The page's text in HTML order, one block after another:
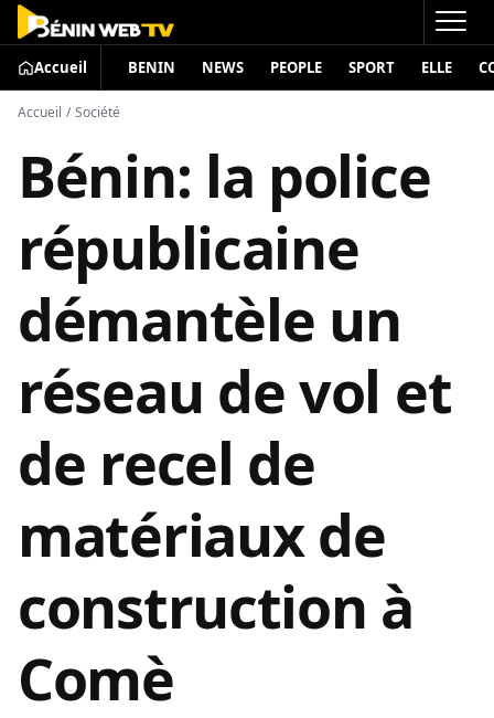
Accueil BENIN NEWS PEOPLE SPORT ELLE
Accueil / Société
Bénin: la police
républicaine
démantèle un
réseau de vol et
de recel de
matériaux de
construction à
Comè